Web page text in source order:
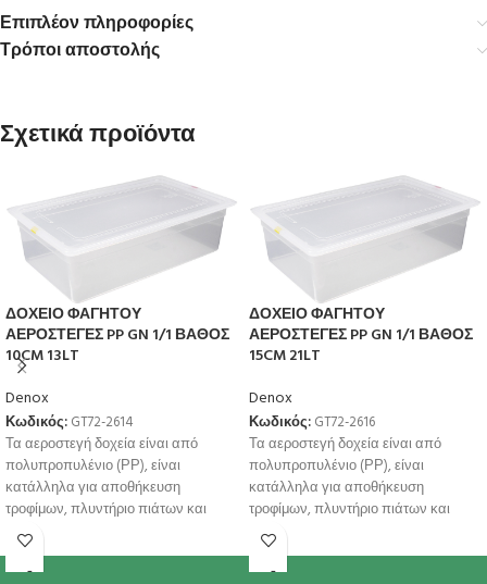
Επιπλέον πληροφορίες
Τρόποι αποστολής
Σχετικά προϊόντα
ΔΟΧΕΙΟ ΦΑΓΗΤΟΥ
ΑΕΡΟΣΤΕΓΕΣ PP GN 1/1 ΒΑΘΟΣ
10CM 13LT
Denox
Κωδικός: GT72-2614
Τα αεροστεγή δοχεία είναι από
πολυπροπυλένιο (ΡΡ), είναι
κατάλληλα για αποθήκευση
τροφίμων, πλυντήριο πιάτων και
φούρνο μικροκυμάτων. Έχουν
χρωματική κωδικοποίηση
ΔΟΧΕΙΟ ΦΑΓΗΤΟΥ
ΑΕΡΟΣΤΕΓΕΣ PP GN 1/1 ΒΑΘΟΣ
15CM 21LT
Denox
Κωδικός: GT72-2616
Τα αεροστεγή δοχεία είναι από
πολυπροπυλένιο (ΡΡ), είναι
κατάλληλα για αποθήκευση
τροφίμων, πλυντήριο πιάτων και
φούρνο μικροκυμάτων. Έχουν
χρωματική κωδικοποίηση